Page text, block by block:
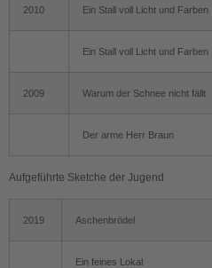
2010 Ein Stall voll Licht und Farben
Ein Stall voll Licht und Farben
2009 Warum der Schnee nicht fällt
Der arme Herr Braun
Aufgeführte Sketche der Jugend
2019 Aschenbrödel
Ein feines Lokal